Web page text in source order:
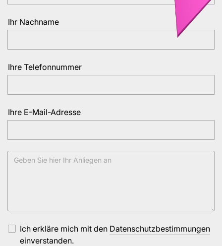
Ihr Nachname
Ihre Telefonnummer
Ihre E-Mail-Adresse
Ich erkläre mich mit den Datenschutzbestimmungen
einverstanden.